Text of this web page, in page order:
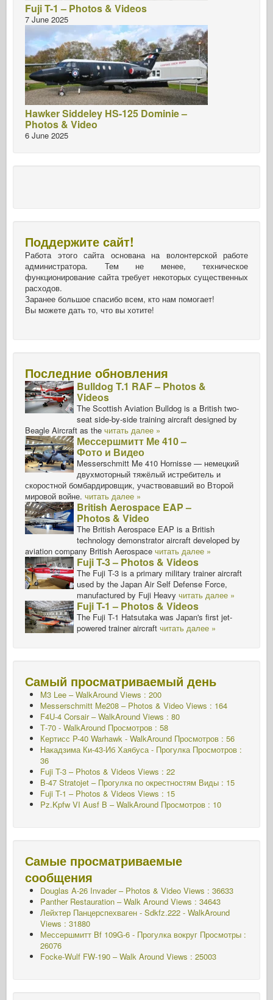
Fuji T-1 – Photos & Videos
7 June 2025
Hawker Siddeley HS-125 Dominie –
Photos & Video
6 June 2025
Поддержите сайт!
Работа этого сайта основана на волонтерской работе
администратора. Тем не менее, техническое
функционирование сайта требует некоторых существенных
расходов.
Заранее большое спасибо всем, кто нам помогает!
Вы можете дать то, что вы хотите!
Последние обновления
Bulldog T.1 RAF – Photos &
Videos
The Scottish Aviation Bulldog is a British two-
seat side-by-side training aircraft designed by
Beagle Aircraft as the читать далее »
Мессершмитт Ме 410 –
Фото и Видео
Messerschmitt Me 410 Hornisse — немецкий
двухмоторный тяжёлый истребитель и
скоростной бомбардировщик, участвовавший во Второй
мировой войне. читать далее »
British Aerospace EAP –
Photos & Video
The British Aerospace EAP is a British
technology demonstrator aircraft developed by
aviation company British Aerospace читать далее »
Fuji T-3 – Photos & Videos
The Fuji T-3 is a primary military trainer aircraft
used by the Japan Air Self Defense Force,
manufactured by Fuji Heavy читать далее »
Fuji T-1 – Photos & Videos
The Fuji T-1 Hatsutaka was Japan's first jet-
powered trainer aircraft читать далее »
Самый просматриваемый день
M3 Lee – WalkAround Views : 200
Messerschmitt Me208 – Photos & Video Views : 164
F4U-4 Corsair – WalkAround Views : 80
Т-70 - WalkAround Просмотров : 58
Кертисс P-40 Warhawk - WalkAround Просмотров : 56
Накадзима Ки-43-Иб Хаябуса - ПрогулкаПросмотров :
36
Fuji T-3 – Photos & Videos Views : 22
B-47 Stratojet – Прогулка по окрестностям Виды : 15
Fuji T-1 – Photos & Videos Views : 15
Pz.Kpfw VI Ausf B – WalkAround Просмотров : 10
Самые просматриваемые
сообщения
Douglas A-26 Invader – Photos & Video Views : 36633
Panther Restauration – Walk Around Views : 34643
Лейхтер Панцерспехваген - Sdkfz.222 - WalkAround
Views : 31880
Мессершмитт Bf 109G-6 - Прогулка вокруг Просмотры :
26076
Focke-Wulf FW-190 – Walk Around Views : 25003